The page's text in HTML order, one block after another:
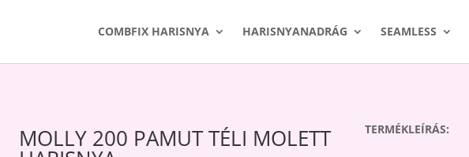
COMBFIX HARISNYA HARISNYANADRÁG SEAMLESS
MOLLY 200 PAMUT TÉLI MOLETT TERMÉKLEÍRÁS: